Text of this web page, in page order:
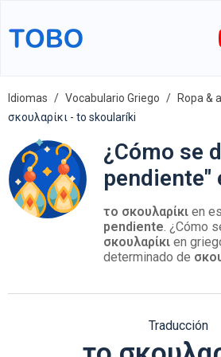
Idiomas Vocabulario Griego Ropa &
σκουλαρίκι - to skoularíki
¿Cómo se
pendiente"
το σκουλαρίκι en
pendiente. ¿Cómo
σκουλαρίκι en
determinado de
Traducción